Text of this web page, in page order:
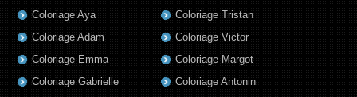
Coloriage Aya
Coloriage Adam
Coloriage Emma
Coloriage Gabrielle
Coloriage Tristan
Coloriage Victor
Coloriage Margot
Coloriage Antonin